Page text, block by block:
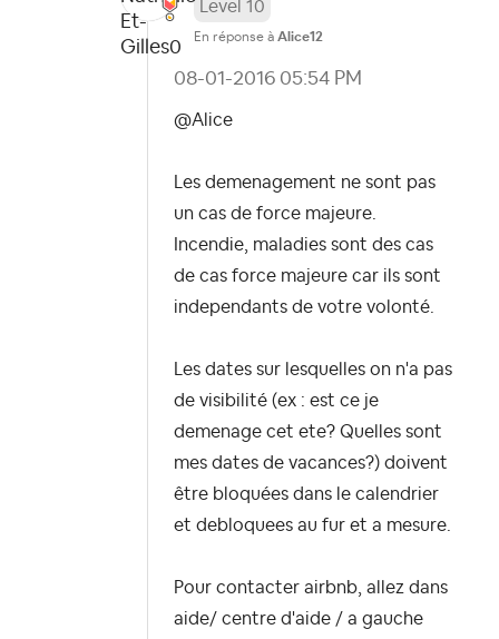
Level 10
En réponse à Alice12
‎08-01-2016 05:54 PM
@Alice
Les demenagement ne sont pas
un cas de force majeure.
Incendie, maladies sont des cas
de cas force majeure car ils sont
independants de votre volonté.
Les dates sur lesquelles on n'a pas
de visibilité (ex : est ce je
demenage cet ete? Quelles sont
mes dates de vacances?) doivent
être bloquées dans le calendrier
et debloquees au fur et a mesure.
Pour contacter airbnb, allez dans
aide/ centre d'aide / a gauche